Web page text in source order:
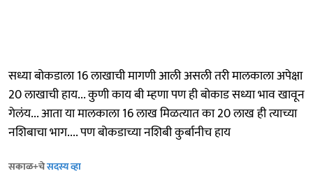
सध्या बोकडाला 16 लाखाची मागणी आली असली तरी मालकाला अपेक्षा
20 लाखाची हाय... कुणी काय बी म्हणा पण ही बोकाड सध्या भाव खावून
गेलंय... आता या मालकाला 16 लाख मिळत्यात का 20 लाख ही त्याच्या
नशिबाचा भाग.... पण बोकडाच्या नशिबी कुर्बानीच हाय
सकाळ+चेसदस्य व्हा